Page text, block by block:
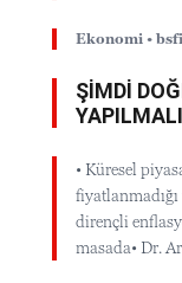
Ekonomi •
ŞİMDİ
• Küresel
fiyatlanmadığı
dirençli
masada• Dr.